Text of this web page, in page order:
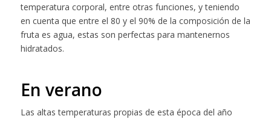
temperatura corporal, entre otras funciones, y teniendo
en cuenta que entre el 80 y el 90% de la composición de la
fruta es agua, estas son perfectas para mantenernos
hidratados.
En verano
Las altas temperaturas propias de esta época del año